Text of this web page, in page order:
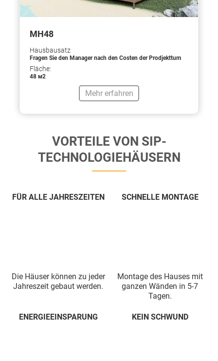
МН48
Hausbausatz
Fragen Sie den Manager nach den Costen der Prodjekttum
Fläche:
48 м2
Mehr erfahren
VORTEILE VON SIP-
TECHNOLOGIEHÄUSERN
FÜR ALLE JAHRESZEITEN
Die Häuser können zu jeder
Jahreszeit gebaut werden.
SCHNELLE MONTAGE
Montage des Hauses mit
ganzen Wänden in 5-7
Tagen.
ENERGIEEINSPARUNG KEIN SCHWUND